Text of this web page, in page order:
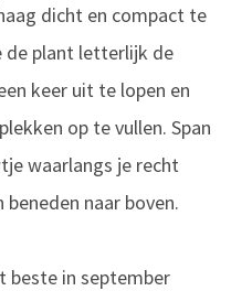
dicht en compact te
de plant letterlijk de
keer uit te lopen en
op te vullen. Span
waarlangs je recht
naar boven.
beste in september